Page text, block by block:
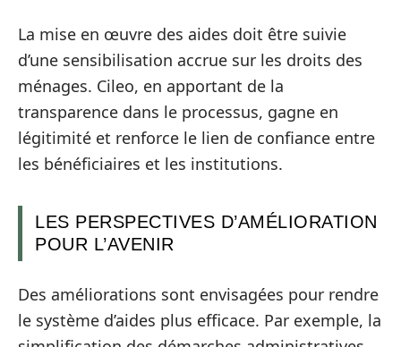
La mise en œuvre des aides doit être suivie
d’une sensibilisation accrue sur les droits des
ménages. Cileo, en apportant de la
transparence dans le processus, gagne en
légitimité et renforce le lien de confiance entre
les bénéficiaires et les institutions.
LES PERSPECTIVES D’AMÉLIORATION
POUR L’AVENIR
Des améliorations sont envisagées pour rendre
le système d’aides plus efficace. Par exemple, la